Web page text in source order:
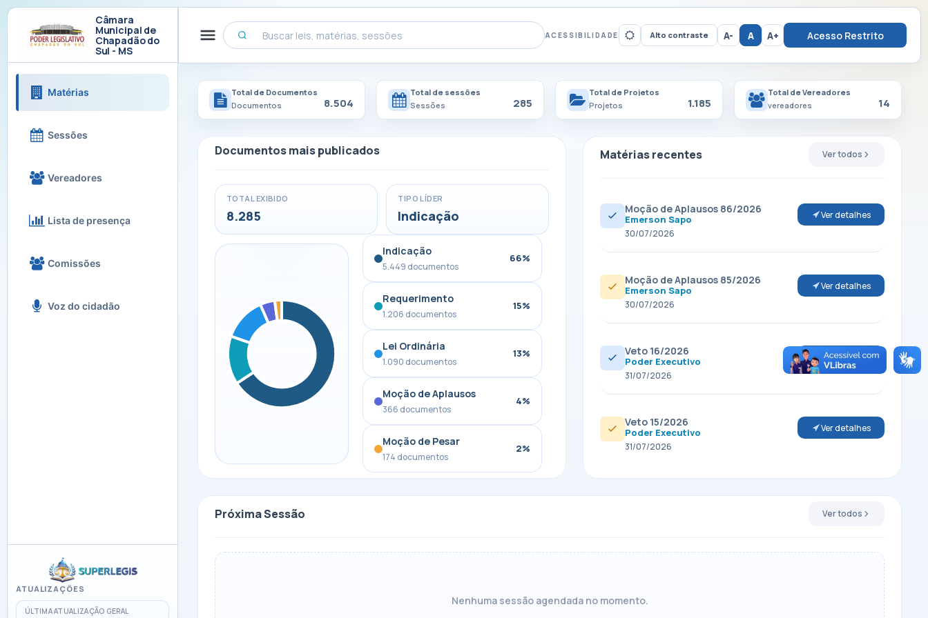
Câmara
Municipal de
Chapadão do
Sul - MS
Matérias
Sessões
Vereadores
Lista de presença
Comissões
Voz do cidadão
ATUALIZAÇÕES
ÚLTIMA ATUALIZAÇÃO GERAL
ACESSIBILIDADE Alto contraste A- A A+ Acesso Restrito
Total de Documentos
Documentos
8.504
Total de sessões
Sessões
285
Total de Projetos
Projetos
1.185
Total de Vereadores
vereadores
14
Documentos mais publicados
TOTAL EXIBIDO
8.285
TIPO LÍDER
Indicação
Indicação
5.449 documentos
66%
Requerimento
1.206 documentos
15%
Lei Ordinária
1.090 documentos
13%
Moção de Aplausos
366 documentos
4%
Moção de Pesar
174 documentos
2%
Matérias recentes Ver todos
Moção de Aplausos 86/2026
Emerson Sapo
30/07/2026
Ver detalhes
Moção de Aplausos 85/2026
Emerson Sapo
30/07/2026
Ver detalhes
Veto 16/2026
Poder Executivo
31/07/2026
Ver detalhes
Veto 15/2026
Poder Executivo
31/07/2026
Ver detalhes
Próxima Sessão Ver todos
Nenhuma sessão agendada no momento.